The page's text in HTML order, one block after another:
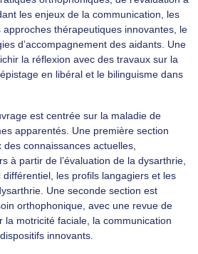
les enjeux de la communication, les
thérapeutiques innovantes, le
d’accompagnement des aidants. Une
la réflexion avec des travaux sur la
en libéral et le bilinguisme dans
est centrée sur la maladie de
apparentés. Une première section
connaissances actuelles,
à partir de l’évaluation de la dysarthrie,
les profils langagiers et les
Une seconde section est
orthophonique, avec une revue de
la motricité faciale, la communication
innovants.